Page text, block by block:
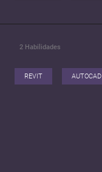
2 Habilidades
REVIT AUTOCAD